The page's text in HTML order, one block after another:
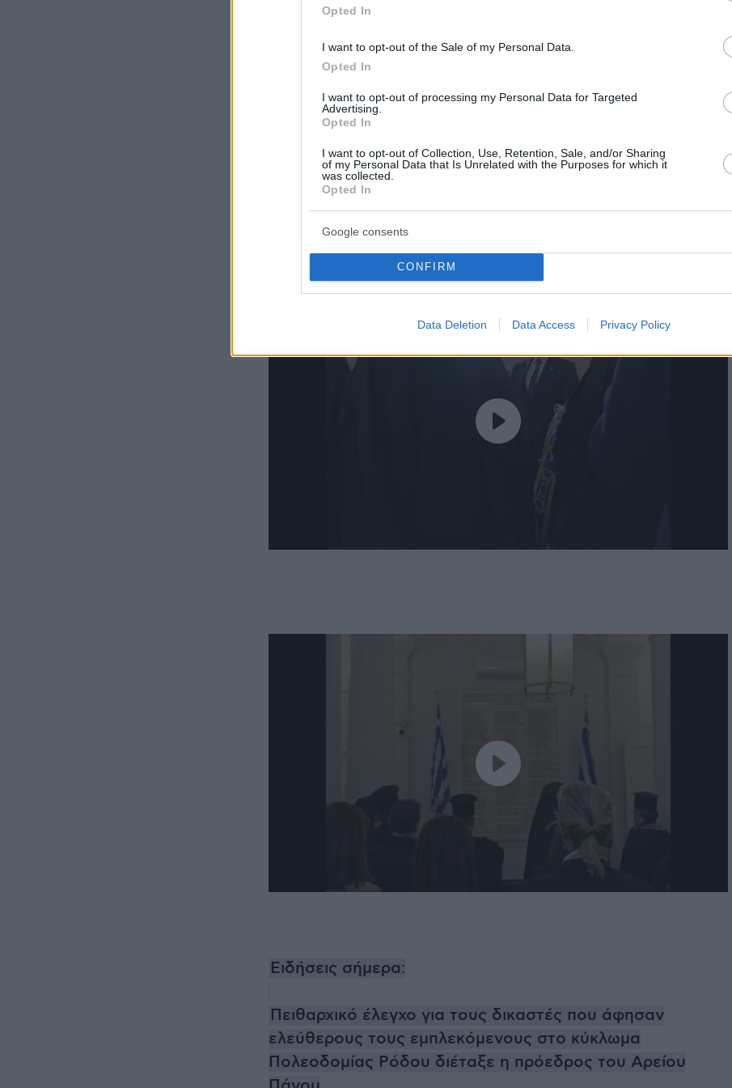
Opted In
I want to opt-out of the Sale of my Personal Data.
Opted In
I want to opt-out of processing my Personal Data for Targeted
Advertising.
Opted In
I want to opt-out of Collection, Use, Retention, Sale, and/or Sharing
of my Personal Data that Is Unrelated with the Purposes for which it
was collected.
Opted In
Google consents
CONFIRM
Data Deletion Data Access Privacy Policy
Ειδήσεις σήμερα:
Πειθαρχικό έλεγχο για τους δικαστές που άφησαν
ελεύθερους τους εμπλεκόμενους στο κύκλωμα
Πολεοδομίας Ρόδου διέταξε η πρόεδρος του Αρείου